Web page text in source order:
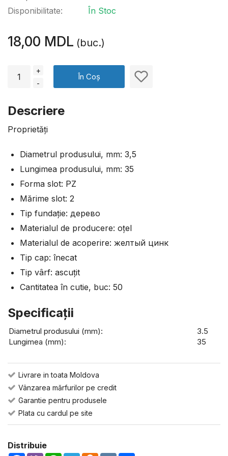
Disponibilitate:
În Stoc
18,00 MDL (buc.)
+
-
În Coș
Descriere
Proprietăți
Diametrul produsului, mm: 3,5
Lungimea produsului, mm: 35
Forma slot: PZ
Mărime slot: 2
Tip fundație: дерево
Materialul de producere: оțel
Materialul de acoperire: желтый цинк
Tip cap: înecat
Tip vârf: ascuțit
Cantitatea în cutie, buc: 50
Specificaţii
Diametrul produsului (mm):
3.5
Lungimea (mm):
35
Livrare in toata Moldova
Vânzarea mărfurilor pe credit
Garantie pentru produsele
Plata cu cardul pe site
Distribuie